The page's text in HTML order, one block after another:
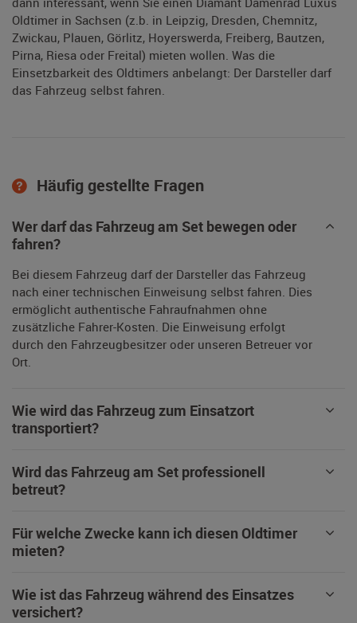
Oldtimer in Sachsen (z.b. in Leipzig, Dresden, Chemnitz,
Zwickau, Plauen, Görlitz, Hoyerswerda, Freiberg, Bautzen,
Pirna, Riesa oder Freital) mieten wollen. Was die
Einsetzbarkeit des Oldtimers anbelangt: Der Darsteller darf
das Fahrzeug selbst fahren.
Häufig gestellte Fragen
Wer darf das Fahrzeug am Set bewegen oder
fahren?
Bei diesem Fahrzeug darf der Darsteller das Fahrzeug
nach einer technischen Einweisung selbst fahren. Dies
ermöglicht authentische Fahraufnahmen ohne
zusätzliche Fahrer-Kosten. Die Einweisung erfolgt
durch den Fahrzeugbesitzer oder unseren Betreuer vor
Ort.
Wie wird das Fahrzeug zum Einsatzort
transportiert?
Wird das Fahrzeug am Set professionell
betreut?
Für welche Zwecke kann ich diesen Oldtimer
mieten?
Wie ist das Fahrzeug während des Einsatzes
versichert?